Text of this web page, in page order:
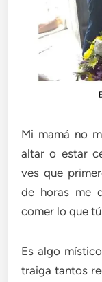
Mi mamá no
altar o estar
ves que
de horas me
comer lo que
Es algo
traiga tantos